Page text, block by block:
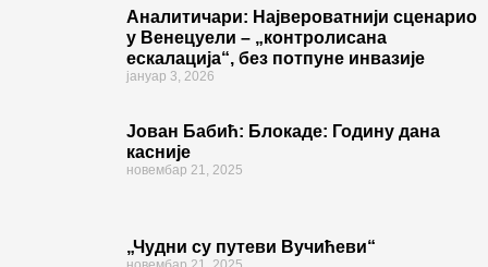
Аналитичари: Највероватнији сценарио
у Венецуели – „контролисана
ескалација“, без потпуне инвазије
јануар 3, 2026
Јован Бабић: Блокаде: Годину дана
касније
новембар 21, 2025
„Чудни су путеви Вучићеви“